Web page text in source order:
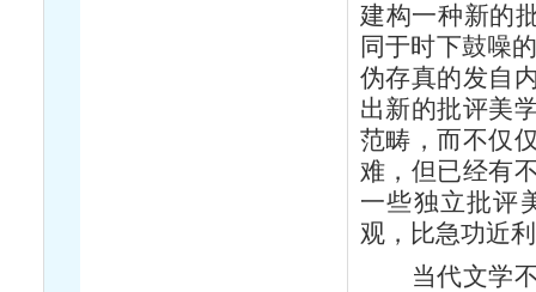
建构一种新的
同于时下鼓噪
伪存真的发自
出新的批评美
范畴，而不仅
难，但已经有
一些独立批评
观，比急功近
当代文学不